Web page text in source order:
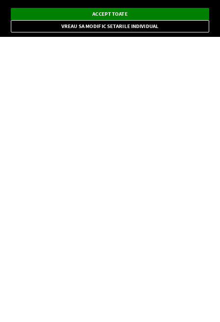
CONFIDENŢIALITATE
Dark
Mode
Radio live, podcasturi, știri și alerte
importante.
×
ACCEPT TOATE
VREAU SA MODIFIC SETARILE INDIVIDUAL